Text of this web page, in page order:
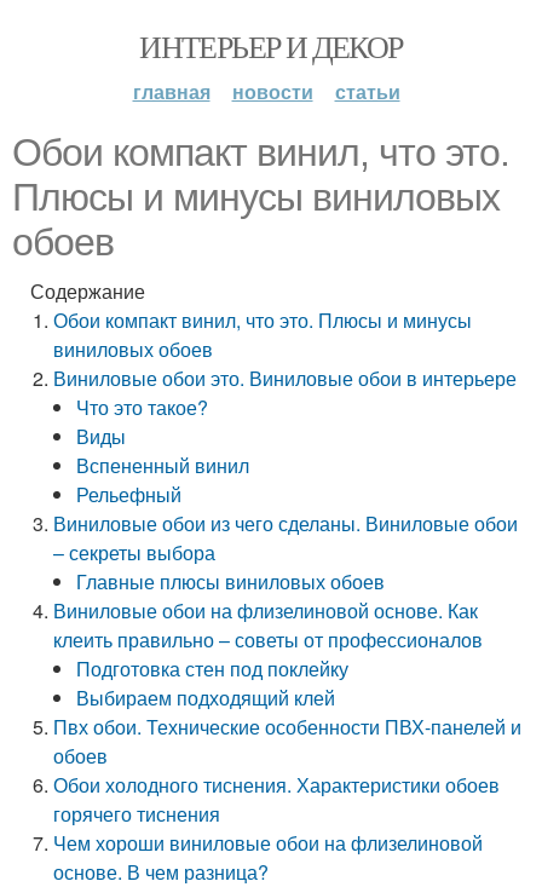
ИНТЕРЬЕР И ДЕКОР
главная новости статьи
Обои компакт винил, что это.
Плюсы и минусы виниловых
обоев
Содержание
Обои компакт винил, что это. Плюсы и минусы
виниловых обоев
Виниловые обои это. Виниловые обои в интерьере
Что это такое?
Виды
Вспененный винил
Рельефный
Виниловые обои из чего сделаны. Виниловые обои
– секреты выбора
Главные плюсы виниловых обоев
Виниловые обои на флизелиновой основе. Как
клеить правильно – советы от профессионалов
Подготовка стен под поклейку
Выбираем подходящий клей
Пвх обои. Технические особенности ПВХ-панелей и
обоев
Обои холодного тиснения. Характеристики обоев
горячего тиснения
Чем хороши виниловые обои на флизелиновой
основе. В чем разница?